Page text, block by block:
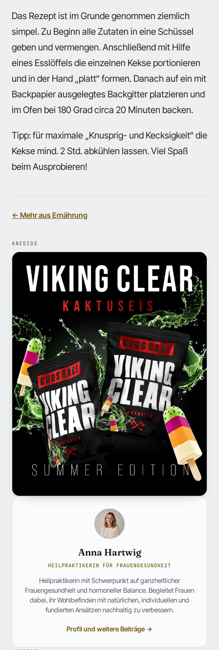
Das Rezept ist im Grunde genommen ziemlich
simpel. Zu Beginn alle Zutaten in eine Schüssel
geben und vermengen. Anschließend mit Hilfe
eines Esslöffels die einzelnen Kekse portionieren
und in der Hand „platt“ formen. Danach auf ein mit
Backpapier ausgelegtes Backgitter platzieren und
im Ofen bei 180 Grad circa 20 Minuten backen.
Tipp: für maximale „Knusprig- und Kecksigkeit“ die
Kekse mind. 2 Std. abkühlen lassen. Viel Spaß
beim Ausprobieren!
← Mehr aus Ernährung
ANZEIGE
Anna Hartwig
HEILPRAKTIKERIN FÜR FRAUENGESUNDHEIT
Heilpraktikerin mit Schwerpunkt auf ganzheitlicher
Frauengesundheit und hormoneller Balance. Begleitet Frauen
dabei, ihr Wohlbefinden mit natürlichen, individuellen und
fundierten Ansätzen nachhaltig zu verbessern.
Profil und weitere Beiträge →